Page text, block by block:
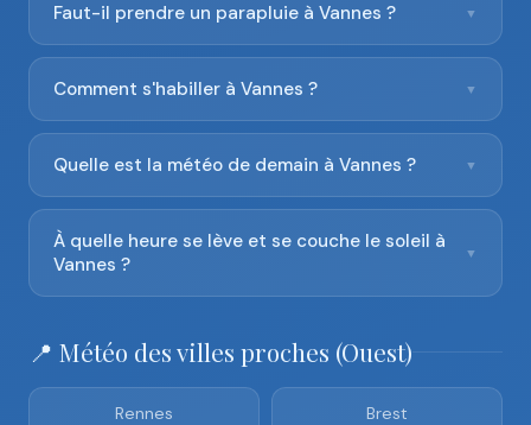
Faut-il prendre un parapluie à Vannes ? ▼
Comment s'habiller à Vannes ? ▼
Quelle est la météo de demain à Vannes ? ▼
À quelle heure se lève et se couche le soleil à
Vannes ?
▼
📍 Météo des villes proches (Ouest)
Rennes Brest